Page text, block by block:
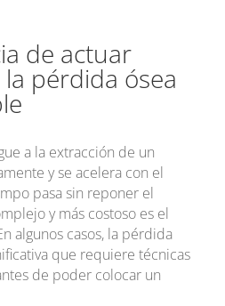
de actuar
pérdida ósea
a la extracción de un
y se acelera con el
pasa sin reponer el
y más costoso es el
algunos casos, la pérdida
que requiere técnicas
de poder colocar un